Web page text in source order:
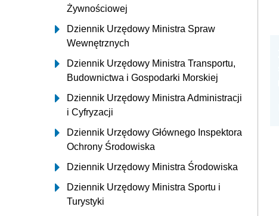
Żywnościowej
Dziennik Urzędowy Ministra Spraw
Wewnętrznych
Dziennik Urzędowy Ministra Transportu,
Budownictwa i Gospodarki Morskiej
Dziennik Urzędowy Ministra Administracji
i Cyfryzacji
Dziennik Urzędowy Głównego Inspektora
Ochrony Środowiska
Dziennik Urzędowy Ministra Środowiska
Dziennik Urzędowy Ministra Sportu i
Turystyki